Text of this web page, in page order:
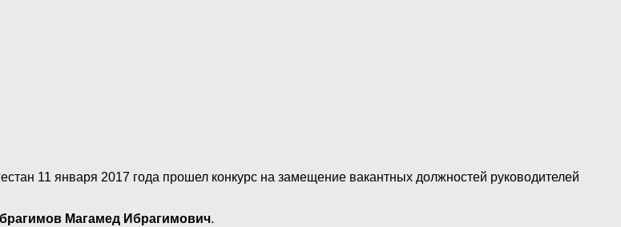
11 января 2017 года прошел конкурс на замещение вакантных должностей руководителей
Магамед Ибрагимович.